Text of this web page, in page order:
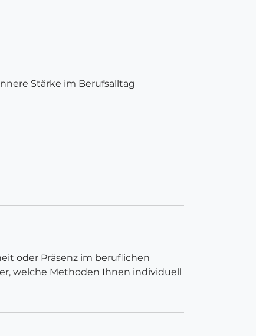
Stärke im Berufsalltag
oder Präsenz im beruflichen
welche Methoden Ihnen individuell